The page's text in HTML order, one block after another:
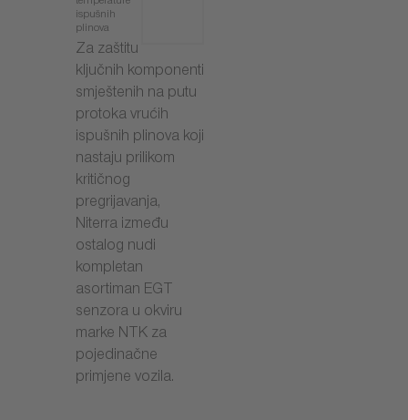
ispušnih
plinova
Za zaštitu
ključnih komponenti
smještenih na putu
protoka vrućih
ispušnih plinova koji
nastaju prilikom
kritičnog
pregrijavanja,
Niterra između
ostalog nudi
kompletan
asortiman EGT
senzora u okviru
marke NTK za
pojedinačne
primjene vozila.